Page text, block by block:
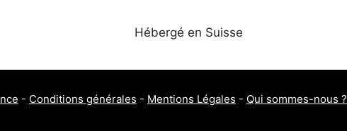
Hébergé en Suisse
- Conditions générales - Mentions Légales - Qui sommes-nous ?